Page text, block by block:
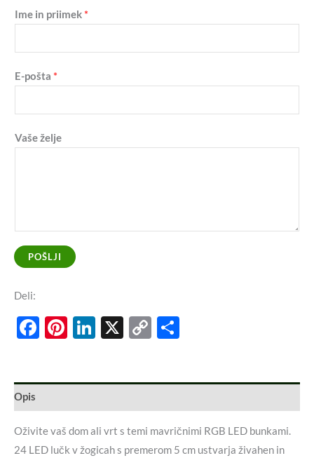
Ime in priimek *
E-pošta *
Vaše želje
POŠLJI
Deli:
Facebook
Pinterest
LinkedIn
X
Copy
Opis
Oživite vaš dom ali vrt s temi mavričnimi RGB LED bunkami.
24 LED lučk v žogicah s premerom 5 cm ustvarja živahen in